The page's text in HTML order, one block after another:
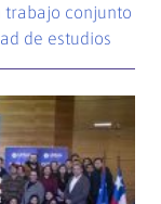
trabajo conjunto
de estudios